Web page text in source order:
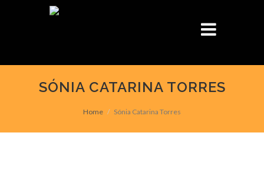
SÓNIA CATARINA TORRES
Home Sónia Catarina Torres